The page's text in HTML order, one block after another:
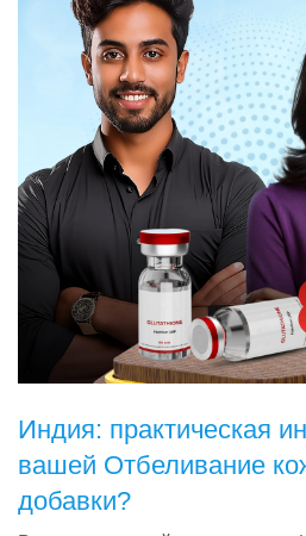
Индия: практическая
вашей Отбеливание
добавки?